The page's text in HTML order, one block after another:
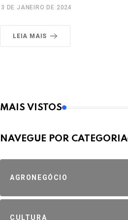
3 DE JANEIRO DE 2024
LEIA MAIS
MAIS VISTOS
NAVEGUE POR CATEGORIA
AGRONEGÓCIO
CULTURA